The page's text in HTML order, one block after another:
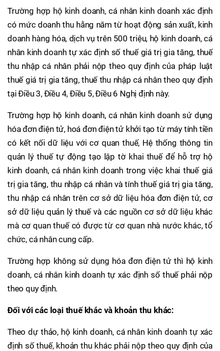
Trường hợp hộ kinh doanh, cá nhân kinh doanh xác định
có mức doanh thu hằng năm từ hoạt động sản xuất, kinh
doanh hàng hóa, dịch vụ trên 500 triệu, hộ kinh doanh, cá
nhân kinh doanh tự xác định số thuế giá trị gia tăng, thuế
thu nhập cá nhân phải nộp theo quy định của pháp luật
thuế giá trị gia tăng, thuế thu nhập cá nhân theo quy định
tại Điều 3, Điều 4, Điều 5, Điều 6 Nghị định này.
Trường hợp hộ kinh doanh, cá nhân kinh doanh sử dụng
hóa đơn điện tử, hoá đơn điện tử khởi tạo từ máy tính tiền
có kết nối dữ liệu với cơ quan thuế, Hệ thống thông tin
quản lý thuế tự động tạo lập tờ khai thuế để hỗ trợ hộ
kinh doanh, cá nhân kinh doanh trong việc khai thuế giá
trị gia tăng, thu nhập cá nhân và tính thuế giá trị gia tăng,
thu nhập cá nhân trên cơ sở dữ liệu hóa đơn điện tử, cơ
sở dữ liệu quản lý thuế và các nguồn cơ sở dữ liệu khác
mà cơ quan thuế có được từ cơ quan nhà nước khác, tổ
chức, cá nhân cung cấp.
Trường hợp không sử dụng hóa đơn điện tử thì hộ kinh
doanh, cá nhân kinh doanh tự xác định số thuế phải nộp
theo quy định.
Đối với các loại thuế khác và khoản thu khác:
Theo dự thảo, hộ kinh doanh, cá nhân kinh doanh tự xác
định số thuế, khoản thu khác phải nộp theo quy định của